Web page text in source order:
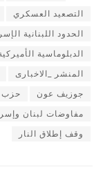
التصعيد العسكري
الحدود اللبنانية
الدبلوماسية
المنشر _الاخبارى
جوزيف عون حزب
مفاوضات لبنان
وقف إطلاق النار